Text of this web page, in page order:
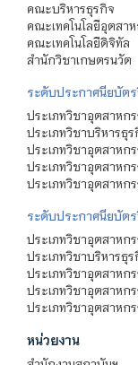
คณะบริหารธุรกิจ
คณะเทคโนโลยีอุตสา
คณะเทคโนโลยีดิจิทัล
สำนักวิชาเกษตรนวัต
ระดับประกาศนียบัต
ประเภทวิชาอุตสาหก
ประเภทวิชาบริหารธุร
ประเภทวิชาอุตสาหก
ประเภทวิชาอุตสาหก
ประเภทวิชาอุตสาหก
ระดับประกาศนียบัต
ประเภทวิชาอุตสาหก
ประเภทวิชาบริหารธุร
ประเภทวิชาอุตสาหก
ประเภทวิชาอุตสาหก
ประเภทวิชาอุตสาหก
หน่วยงาน